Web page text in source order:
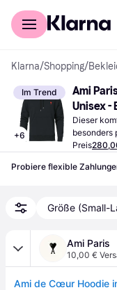
Für Shopper
Klarna/Shopping/
Im Trend
+6
Ami
Unisex -
Dieser
besonders
Preis
Probiere flexible
Größe (Small-
Ami Paris
10,00 €